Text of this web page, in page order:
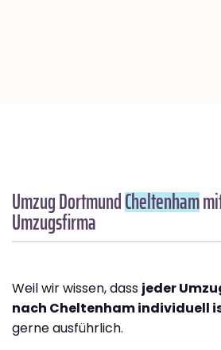
Umzug DortmundCheltenham
Umzugsfirma
Weil wir wissen, dass jeder
nach Cheltenham individuell
gerne ausführlich.